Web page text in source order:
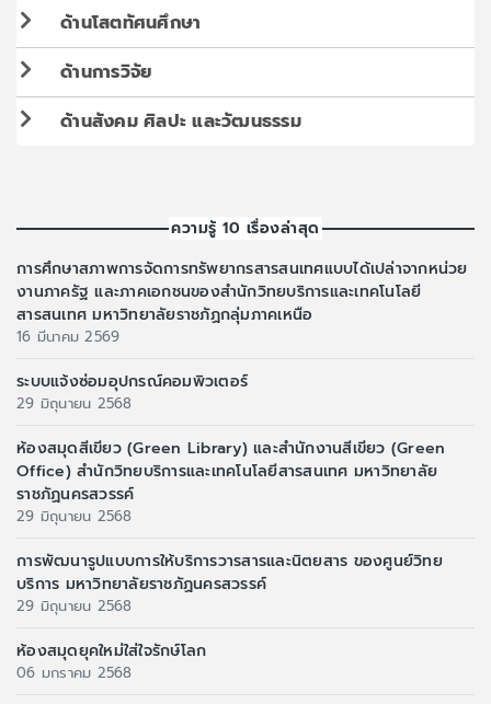
ด้านโสตทัศนศึกษา
ด้านการวิจัย
ด้านสังคม ศิลปะ และวัฒนธรรม
ความรู้ 10 เรื่องล่าสุด
การศึกษาสภาพการจัดการทรัพยากรสารสนเทศแบบได้เปล่าจากหน่วย
งานภาครัฐ และภาคเอกชนของสำนักวิทยบริการและเทคโนโลยี
สารสนเทศ มหาวิทยาลัยราชภัฏกลุ่มภาคเหนือ
16 มีนาคม 2569
ระบบแจ้งซ่อมอุปกรณ์คอมพิวเตอร์
29 มิถุนายน 2568
ห้องสมุดสีเขียว (Green Library) และสำนักงานสีเขียว (Green
Office) สำนักวิทยบริการและเทคโนโลยีสารสนเทศ มหาวิทยาลัย
ราชภัฏนครสวรรค์
29 มิถุนายน 2568
การพัฒนารูปแบบการให้บริการวารสารและนิตยสาร ของศูนย์วิทย
บริการ มหาวิทยาลัยราชภัฏนครสวรรค์
29 มิถุนายน 2568
ห้องสมุดยุคใหม่ใส่ใจรักษ์โลก
06 มกราคม 2568